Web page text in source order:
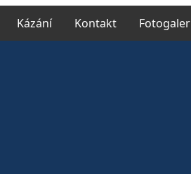
Kázání Kontakt